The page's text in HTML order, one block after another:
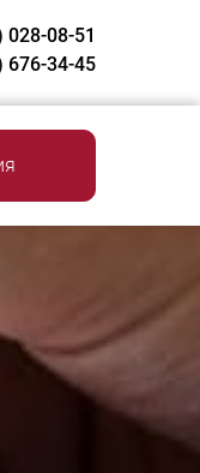
028-08-51
676-34-45